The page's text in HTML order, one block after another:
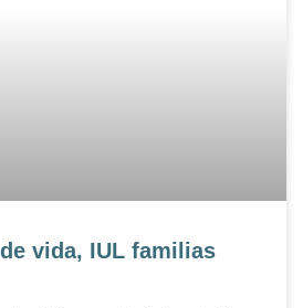
vida, IUL familias